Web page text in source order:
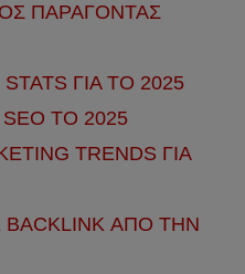
ΠΑΡΑΓΟΝΤΑΣ
ΓΙΑ ΤΟ 2025
ΤΟ 2025
TRENDS ΓΙΑ
ΑΠΟ ΤΗΝ